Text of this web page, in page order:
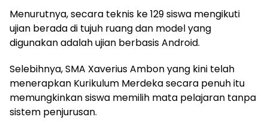
Menurutnya, secara teknis ke 129 siswa mengikuti
ujian berada di tujuh ruang dan model yang
digunakan adalah ujian berbasis Android.
Selebihnya, SMA Xaverius Ambon yang kini telah
menerapkan Kurikulum Merdeka secara penuh itu
memungkinkan siswa memilih mata pelajaran tanpa
sistem penjurusan.